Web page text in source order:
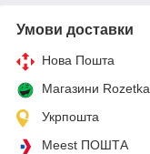
Умови доставки
Нова Пошта
Магазини Rozetka
Укрпошта
Meest ПОШТА